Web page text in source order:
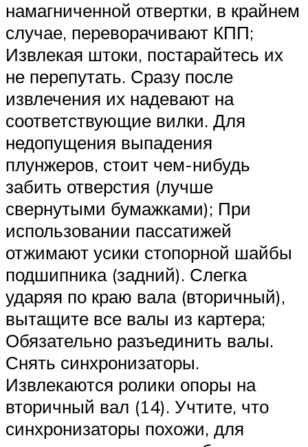
намагниченной отвертки, в крайнем
случае, переворачивают КПП;
Извлекая штоки, постарайтесь их
не перепутать. Сразу после
извлечения их надевают на
соответствующие вилки. Для
недопущения выпадения
плунжеров, стоит чем-нибудь
забить отверстия (лучше
свернутыми бумажками); При
использовании пассатижей
отжимают усики стопорной шайбы
подшипника (задний). Слегка
ударяя по краю вала (вторичный),
вытащите все валы из картера;
Обязательно разъединить валы.
Снять синхронизаторы.
Извлекаются ролики опоры на
вторичный вал (14). Учтите, что
синхронизаторы похожи, для